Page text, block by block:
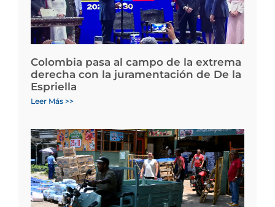
Colombia pasa al campo de la extrema
derecha con la juramentación de De la
Espriella
Leer Más >>